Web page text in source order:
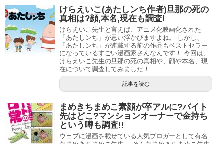
ン」のように競馬の漫画を描いていたりもします。
関連記事 ナガノ(漫画家)の顔は?性別は女性!結婚,旦那,年齢について調査!
関連記事
松本ぷりっつオススメ作品
うちの3姉妹
けらえいこ(あたしンち作者)旦那の死の
真相は?顔,本名,現在も調査!
けらえいこ先生と言えば、アニメ化映画化された
「あたしンち」が思い浮かびますよね。 しかし、
「あたしンち」が連載する前の作品もベストセラー
になっているすごい漫画家さんなんです！ 今回は、
けらえいこ先生の旦那の死の真相や、顔や本名、現
在について調査してみました！
記事を読む
まめきちまめこ素顔が卒アルに?バイト
先はどこ?マンションオーナーで金持ち
という噂も調査!!
ウェブに漫画を載せている人気ブロガーとして有名